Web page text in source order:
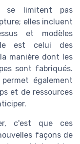
se limitent pas
elles incluent
et modèles
est celui des
manière dont les
sont fabriqués.
également
et de ressources
c'est que ces
façons de